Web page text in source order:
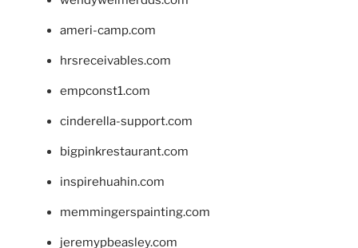
ameri-camp.com
hrsreceivables.com
empconst1.com
cinderella-support.com
bigpinkrestaurant.com
inspirehuahin.com
memmingerspainting.com
jeremypbeasley.com